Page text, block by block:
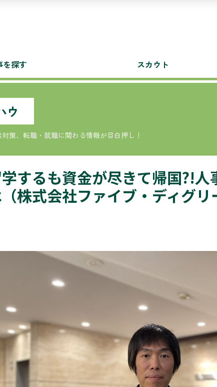
を探す スカウト
ウ
策、転職・就職に関わる情報が目白押し！
するも資金が尽きて帰国?!
株式会社ファイブ・ディグ